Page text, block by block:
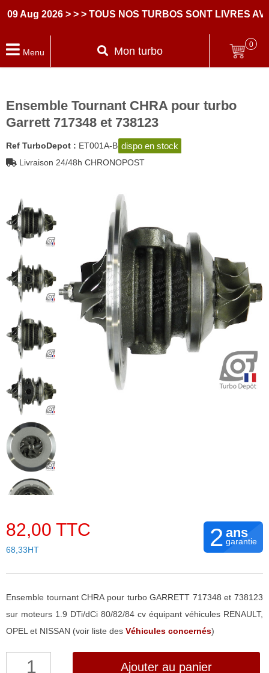
2026 > > > TOUS NOS TURBOS SONT LIVRES AVEC
Menu Mon turbo
0
Ensemble Tournant CHRA pour turbo
Garrett 717348 et 738123
Ref TurboDepot : ET001A-B dispo en stock
Livraison 24/48h CHRONOPOST
82,00 TTC
68,33HT 2 ans
garantie
Ensemble tournant CHRA pour turbo GARRETT 717348 et 738123
sur moteurs 1.9 DTi/dCi 80/82/84 cv équipant véhicules RENAULT,
OPEL et NISSAN (voir liste des Véhicules concernés)
quantité
Ajouter au panier